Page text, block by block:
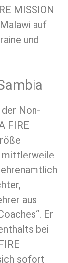
MISSION
auf
und
Non-
FIRE
mittlerweile
aus
Er
bei
sofort